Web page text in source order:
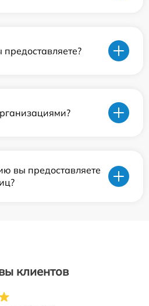
вы предоставляете
клиентов